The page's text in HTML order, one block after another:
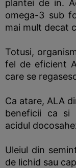
plantei de in.
omega-3 sub
mai mult decat
Totusi,
fel de eficient
care se
Ca atare, ALA
beneficii ca si
acidul
Uleiul din
de lichid sau